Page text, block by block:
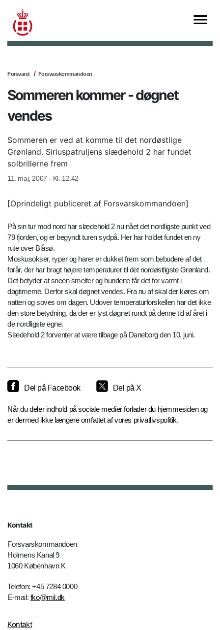
Forsvaret Forsvarskommandoen
Sommeren kommer - døgnet
vendes
Sommeren er ved at komme til det nordøstlige
Grønland. Siriuspatruljens slædehold 2 har fundet
solbrillerne frem
11. maj, 2007 - Kl. 12.42
[Oprindeligt publiceret af Forsvarskommandoen]
På sin tur mod nord har slædehold 2 nu nået det nordligste punkt ved
79 fjorden, og er begyndt turen sydpå. Her har holdet fundet en ny
rute over Blåsø.
Moskusokser, ryper og harer er dukket frem som bebudere af det
forår, der har bragt højere temperaturer til det nordøstligste Grønland.
Det betyder at sneen smelter og hundene får det for varmt i
dagtimerne. Derfor skal døgnet vendes. Fra nu af skal der køres om
natten og soves om dagen. Udover temperaturforskellen har det ikke
den store betydning, da der er lyst døgnet rundt på denne tid af året i
de nordligste egne.
Slædehold 2 forventer at være tilbage på Daneborg den 10. juni.
Del på Facebook Del på X
Når du deler indhold på sociale medier forlader du hjemmesiden og
er dermed ikke længere omfattet af vores privatlivspolitik.
Kontakt
Forsvarskommandoen
Holmens Kanal 9
1060 København K
Telefon: +45 7284 0000
E-mail: fko@mil.dk
Kontakt